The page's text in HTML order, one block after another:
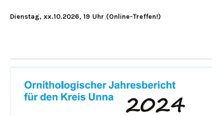
Dienstag, xx.10.2026, 19 Uhr (Online-Treffen!)